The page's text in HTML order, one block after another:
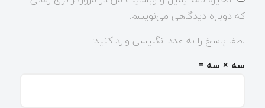
که دوباره دیدگاهی می‌نویسم.
لطفا پاسخ را به عدد انگلیسی وارد کنید:
سه × سه =